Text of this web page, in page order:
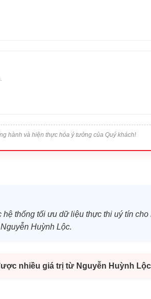
hành và hiện thực hóa ý tưởng của Quý khách!
hệ thống tối ưu dữ liệu thực thi uý tín
Huỳnh Lộc.
nhiều giá trị từ Nguyễn Huỳnh